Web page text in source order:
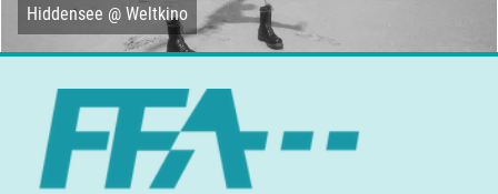
Hiddensee @ Weltkino